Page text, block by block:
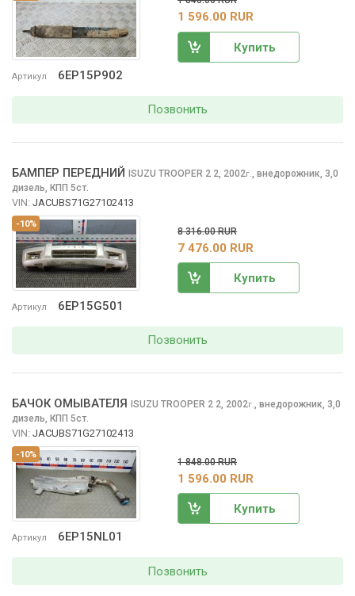
Артикул 6EP15P902
1 596.00 RUR
Купить
Позвонить
-10%
Артикул 6EP15G501
БАМПЕР ПЕРЕДНИЙ ISUZU TROOPER 2 2, 2002г.
внедорожник, 3,0
дизель, КПП 5ст.
VIN: JACUBS71G27102413
8 316.00 RUR
7 476.00 RUR
Купить
Позвонить
-10%
Артикул 6EP15NL01
БАЧОК ОМЫВАТЕЛЯ ISUZU TROOPER 2 2, 2002г.
внедорожник, 3,0
дизель, КПП 5ст.
VIN: JACUBS71G27102413
1 848.00 RUR
1 596.00 RUR
Купить
Позвонить